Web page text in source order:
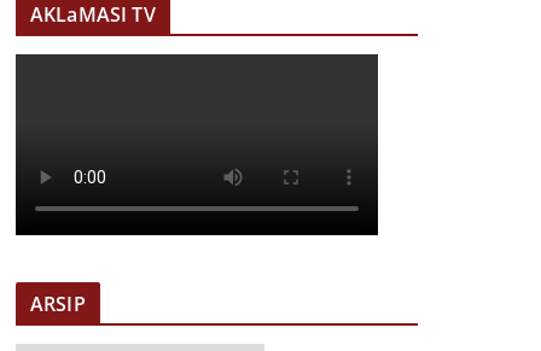
AKLaMASI TV
ARSIP